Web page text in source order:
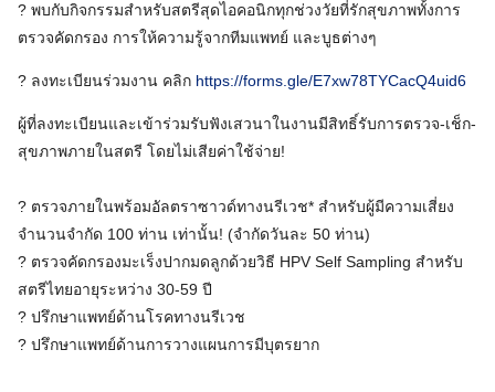
? พบกับกิจกรรมสำหรับสตรีสุดไอคอนิกทุกช่วงวัยที่รักสุขภาพทั้งการ
ตรวจคัดกรอง การให้ความรู้จากทีมแพทย์ และบูธต่างๆ
? ลงทะเบียนร่วมงาน คลิก https://forms.gle/E7xw78TYCacQ4uid6
ผู้ที่ลงทะเบียนและเข้าร่วมรับฟังเสวนาในงานมีสิทธิ์รับการตรวจ-เช็ก-
สุขภาพภายในสตรี โดยไม่เสียค่าใช้จ่าย!
? ตรวจภายในพร้อมอัลตราซาวด์ทางนรีเวช* สำหรับผู้มีความเสี่ยง
จำนวนจำกัด 100 ท่าน เท่านั้น! (จำกัดวันละ 50 ท่าน)
? ตรวจคัดกรองมะเร็งปากมดลูกด้วยวิธี HPV Self Sampling สำหรับ
สตรีไทยอายุระหว่าง 30-59 ปี
? ปรึกษาแพทย์ด้านโรคทางนรีเวช
? ปรึกษาแพทย์ด้านการวางแผนการมีบุตรยาก